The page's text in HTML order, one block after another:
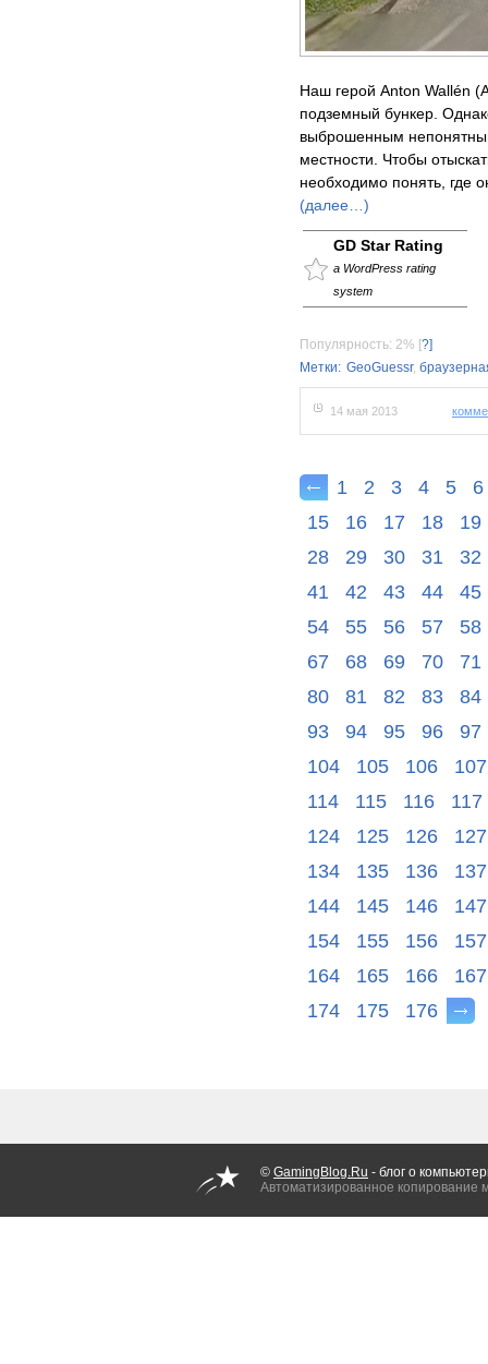
Наш герой Anton Wallén
подземный бункер.
выброшенным
местности. Чтобы
необходимо понять, где
(далее…)
GD Star Rating
a WordPress rating
system
Популярность: 2% [?]
Метки: GeoGuessr,
14 мая 2013
1 2 3 4 5
6
15
16 17 18
19
28
29 30 31
32
41
42 43 44
45
54
55 56 57
58
67
68 69 70
71
80
81 82 83
84
93
94 95 96
97
104
105 106
107
114
115 116
117
124
125 126
127
134
135 136
137
144
145 146
147
154
155 156
157
164
165 166
167
174
175 176
© GamingBlog.Ru - блог о
Автоматизированное копирование